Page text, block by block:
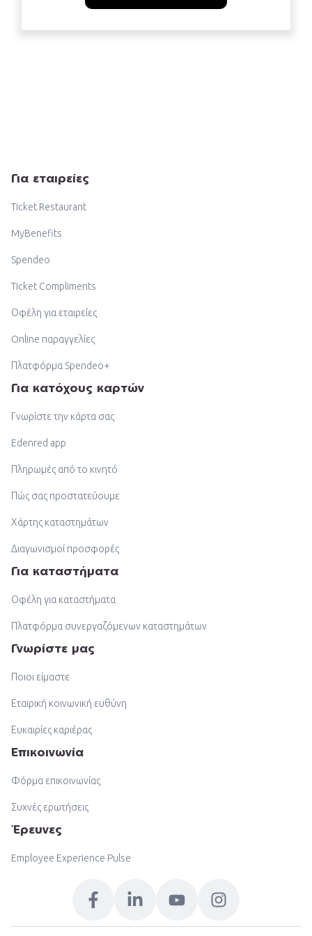
Για εταιρείες
Ticket Restaurant
MyBenefits
Spendeo
Ticket Compliments
Οφέλη για εταιρείες
Online παραγγελίες
Πλατφόρμα Spendeo+
Για κατόχους καρτών
Γνωρίστε την κάρτα σας
Edenred app
Πληρωμές από το κινητό
Πώς σας προστατεύουμε
Χάρτης καταστημάτων
Διαγωνισμοί προσφορές
Για καταστήματα
Οφέλη για καταστήματα
Πλατφόρμα συνεργαζόμενων καταστημάτων
Γνωρίστε μας
Ποιοι είμαστε
Εταιρική κοινωνική ευθύνη
Ευκαιρίες καριέρας
Επικοινωνία
Φόρμα επικοινωνίας
Συχνές ερωτήσεις
Έρευνες
Employee Experience Pulse